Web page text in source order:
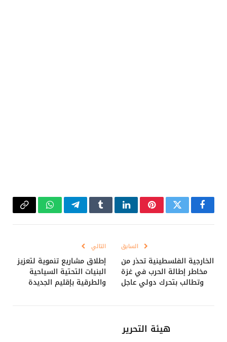
فيسبوكتويتر بينتيريستلينكدإنTumblrتيلقرامواتسابCopy
السابق
الخارجية الفلسطينية تحذر من
مخاطر إطالة الحرب في غزة
وتطالب بتحرك دولي عاجل
التالي
إطلاق مشاريع تنموية لتعزيز
البنيات التحتية السياحية
والطرقية بإقليم الجديدة
هيئة التحرير